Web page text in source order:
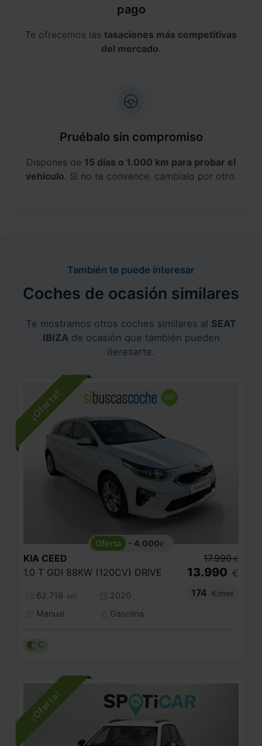
pago
Te ofrecemos las tasaciones más competitivas
del mercado.
Pruébalo sin compromiso
Dispones de 15 días o 1.000 km para probar el
vehículo. Si no te convence, cámbialo por otro.
También te puede interesar
Coches de ocasión similares
Te mostramos otros coches similares al SEAT
IBIZA de ocasión que también pueden
iteresarte.
- 4.000€
KIA CEED
1.0 T GDI 88KW (120CV) DRIVE
62.719 km
2020
Manual
Gasolina
17.990 €
13.990 €
174
€/mes
C